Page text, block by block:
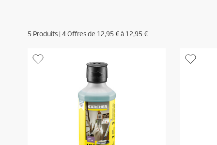
5 Produits | 4Offres de 12,95 €à 12,95 €